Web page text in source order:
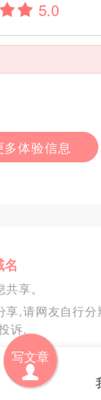
写文章
多体验信息
享。
享,请网友自行
诉.